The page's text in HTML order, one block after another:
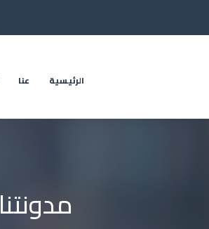
الرئيسية عنا
مدونتنا